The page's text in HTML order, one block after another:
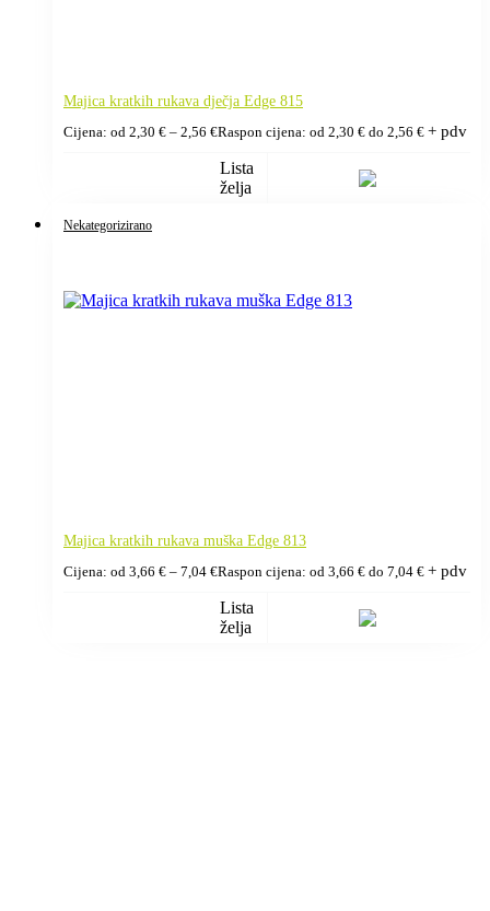
Majica kratkih rukava dječja Edge 815
Cijena: od 2,30 € – 2,56 €Raspon cijena: od 2,30 € do 2,56 € + pdv
Lista
želja
Nekategorizirano
Majica kratkih rukava muška Edge 813
Cijena: od 3,66 € – 7,04 €Raspon cijena: od 3,66 € do 7,04 € + pdv
Lista
želja